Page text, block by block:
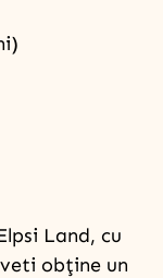
Land, cu
obţine un